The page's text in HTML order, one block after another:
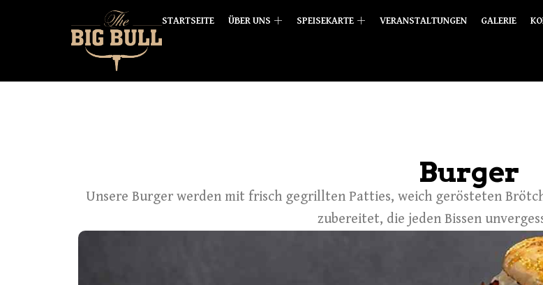
STARTSEITE ÜBER UNS SPEISEKARTE VERANSTALTUNGEN GALERIE
Burger
Unsere Burger werden mit frisch gegrillten Patties, weich gerösteten
zubereitet, die jeden Bissen